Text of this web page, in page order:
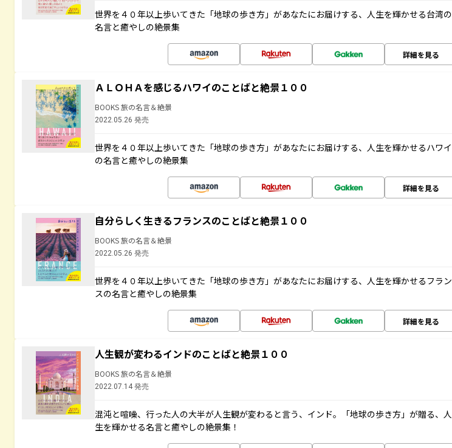
世界を４０年以上歩いてきた「地球の歩き方」があなたにお届けする、人生を輝かせる台湾の
名言と癒やしの絶景集
詳細を見る
ＡＬＯＨＡを感じるハワイのことばと絶景１００
BOOKS 旅の名言＆絶景
2022.05.26 発売
世界を４０年以上歩いてきた「地球の歩き方」があなたにお届けする、人生を輝かせるハワイ
の名言と癒やしの絶景集
詳細を見る
自分らしく生きるフランスのことばと絶景１００
BOOKS 旅の名言＆絶景
2022.05.26 発売
世界を４０年以上歩いてきた「地球の歩き方」があなたにお届けする、人生を輝かせるフラン
スの名言と癒やしの絶景集
詳細を見る
人生観が変わるインドのことばと絶景１００
BOOKS 旅の名言＆絶景
2022.07.14 発売
混沌と喧噪、行った人の大半が人生観が変わると言う、インド。「地球の歩き方」が贈る、人
生を輝かせる名言と癒やしの絶景集！